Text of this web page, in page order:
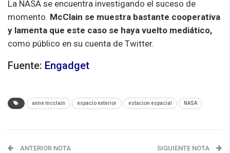
La NASA se encuentra investigando el suceso de
momento. McClain se muestra bastante cooperativa
y lamenta que este caso se haya vuelto mediático,
como público en su cuenta de Twitter.
Fuente: Engadget
anne mcclain espacio exterior estacion espacial NASA
ANTERIOR NOTA SIGUIENTE NOTA